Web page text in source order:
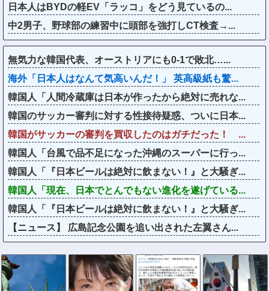
日本人はBYDの軽EV「ラッコ」をどう見ているの...
中2男子、野球部の練習中に頭部を強打しCT検査→...
無気力な韓国代表、オーストリアにも0-1で敗北…...
海外「日本人はなんて気高いんだ！」 英高級紙も驚...
韓国人「人間冷蔵庫は日本が作ったから絶対に売れな...
韓国のサッカー審判に対する性接待疑惑、ついに日本...
韓国がサッカーの審判を買収したのはガチだった！ ...
韓国人「台風で品不足になった沖縄のスーパーに行っ...
韓国人「『日本ビールは絶対に飲まない！』と大騒ぎ...
韓国人「現在、日本でとんでもない進化を遂げている...
韓国人「『日本ビールは絶対に飲まない！』と大騒ぎ...
【ニュース】 広島記念公園を追い出された左翼さん...